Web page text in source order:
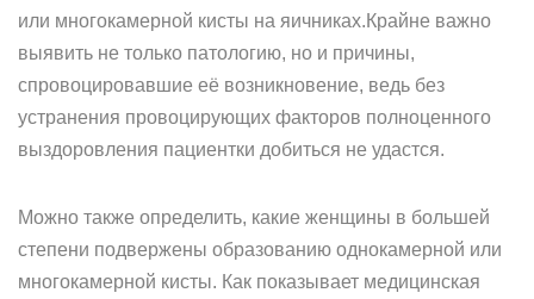
или многокамерной кисты на яичниках.Крайне важно
выявить не только патологию, но и причины,
спровоцировавшие её возникновение, ведь без
устранения провоцирующих факторов полноценного
выздоровления пациентки добиться не удастся.
Можно также определить, какие женщины в большей
степени подвержены образованию однокамерной или
многокамерной кисты. Как показывает медицинская